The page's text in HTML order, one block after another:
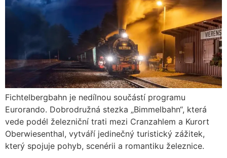
Fichtelbergbahn je nedílnou součástí programu
Eurorando. Dobrodružná stezka „Bimmelbahn“, která
vede podél železniční trati mezi Cranzahlem a Kurort
Oberwiesenthal, vytváří jedinečný turistický zážitek,
který spojuje pohyb, scenérii a romantiku železnice.